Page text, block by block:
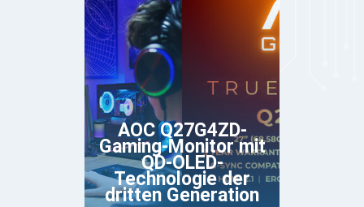
AOC Q27G4ZD-
Gaming-Monitor mit
QD-OLED-
Technologie der
dritten Generation